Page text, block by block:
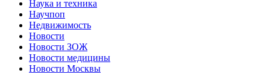
Наука и техника
Научпоп
Недвижимость
Новости
Новости ЗОЖ
Новости медицины
Новости Москвы